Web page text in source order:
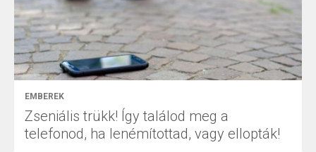
EMBEREK
Zseniális trükk! Így találod meg a
telefonod, ha lenémítottad, vagy ellopták!